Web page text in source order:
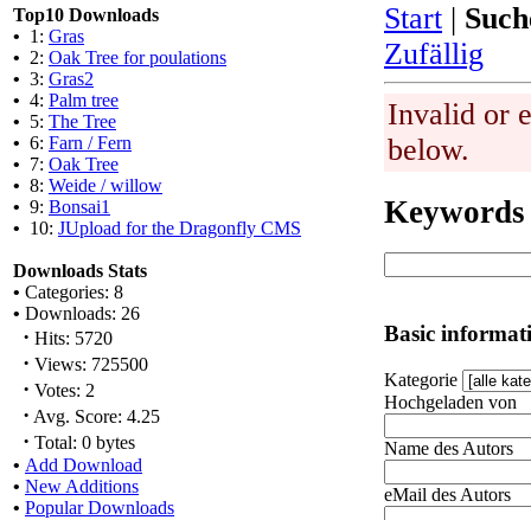
Top10 Downloads
• 1: Gras
• 2: Oak Tree for poulations
• 3: Gras2
• 4: Palm tree
• 5: The Tree
• 6: Farn / Fern
• 7: Oak Tree
• 8: Weide / willow
• 9: Bonsai1
• 10: JUpload for the Dragonfly CMS
Downloads Stats
• Categories: 8
• Downloads: 26
· Hits: 5720
· Views: 725500
· Votes: 2
· Avg. Score: 4.25
· Total: 0 bytes
• Add Download
• New Additions
• Popular Downloads
Start |
Zufällig
Invalid or
below.
Keywords
Basic
Kategorie
Hochgeladen von
Name des Autors
eMail des Autors